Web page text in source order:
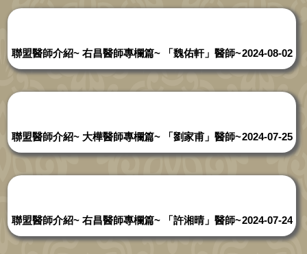
聯盟醫師介紹~ 右昌醫師專欄篇~ 「魏佑軒」醫師~2024-08-02
聯盟醫師介紹~ 大樺醫師專欄篇~ 「劉家甫」醫師~2024-07-25
聯盟醫師介紹~ 右昌醫師專欄篇~ 「許湘晴」醫師~2024-07-24